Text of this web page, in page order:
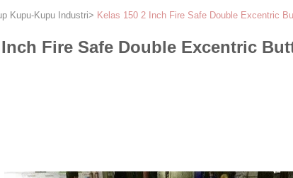
Kupu-Kupu Industri> Kelas 150 2 Inch Fire Safe Double Excentric
Inch Fire Safe Double Excentric